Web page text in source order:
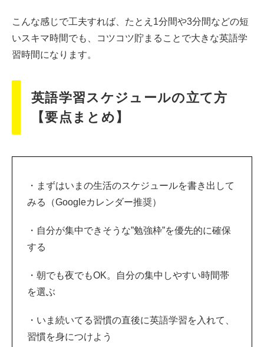
こんな感じで工夫すれば、たとえ1分間や3分間などの短
いスキマ時間でも、コツコツ貯まることで大きな英語学
習時間になります。
英語学習スケジュールの立て方
【要点まとめ】
・まずはいまの生活のスケジュールを書き出して
みる（Googleカレンダー推奨）
・自分が集中できそうな”勉強枠”を優先的に確保
する
・朝でも夜でもOK。自分の集中しやすい時間帯
を選ぶ
・いま続いてる習慣の直後に英語学習を入れて、
習慣を身につけよう